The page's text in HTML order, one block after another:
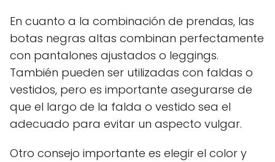
En cuanto a la combinación de prendas, las
botas negras altas combinan perfectamente
con pantalones ajustados o leggings.
También pueden ser utilizadas con faldas o
vestidos, pero es importante asegurarse de
que el largo de la falda o vestido sea el
adecuado para evitar un aspecto vulgar.
Otro consejo importante es elegir el color y